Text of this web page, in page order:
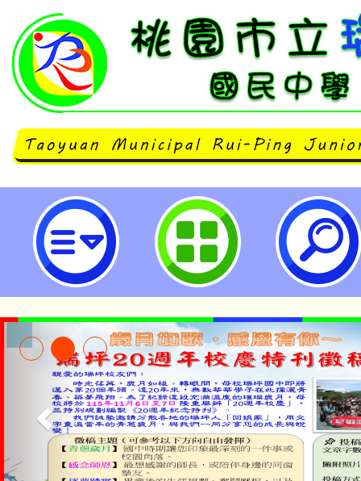
轉知聖心女中辦理113學年度聖心
《聖情藍卻》課程體驗活動-桃園
公告本校115學年度第